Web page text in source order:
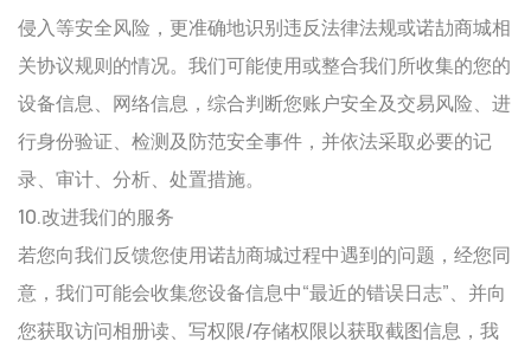
侵入等安全风险，更准确地识别违反法律法规或诺劼商城相
关协议规则的情况。我们可能使用或整合我们所收集的您的
设备信息、网络信息，综合判断您账户安全及交易风险、进
行身份验证、检测及防范安全事件，并依法采取必要的记
录、审计、分析、处置措施。
10.改进我们的服务
若您向我们反馈您使用诺劼商城过程中遇到的问题，经您同
意，我们可能会收集您设备信息中“最近的错误日志”、并向
您获取访问相册读、写权限/存储权限以获取截图信息，我